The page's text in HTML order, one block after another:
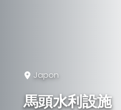
Japon
馬頭水利設施